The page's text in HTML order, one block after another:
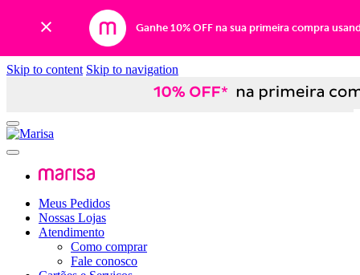
Ganhe 10% OFF na sua primeira compra
Skip to content Skip to navigation
Meus Pedidos
Nossas Lojas
Atendimento
Como comprar
Fale conosco